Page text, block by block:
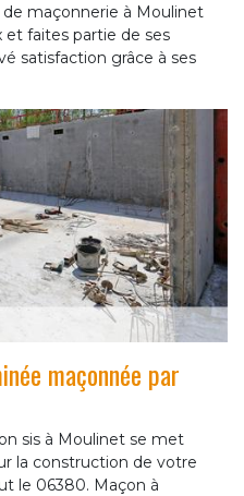
de maçonnerie à Moulinet
faites partie de ses
satisfaction grâce à ses
maçonnée par
sis à Moulinet se met
la construction de votre
le 06380. Maçon à